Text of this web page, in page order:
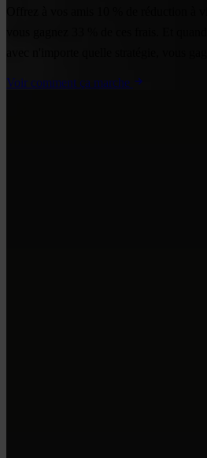
Voir comment ça marche